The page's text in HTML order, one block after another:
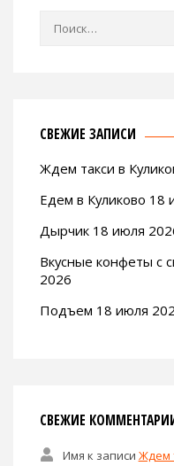
Найти:
СВЕЖИЕ ЗАПИСИ
Ждем такси в
Едем в Куликово 18
Дырчик 18 июля
Вкусные конфеты с
2026
Подъем 18 июля
СВЕЖИЕ
Имя к записи Ждем